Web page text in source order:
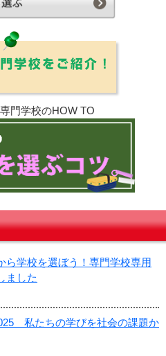
門学校のHOW TO
ら学校を選ぼう！専門学校専用
ました
私たちの学びを社会の課題か